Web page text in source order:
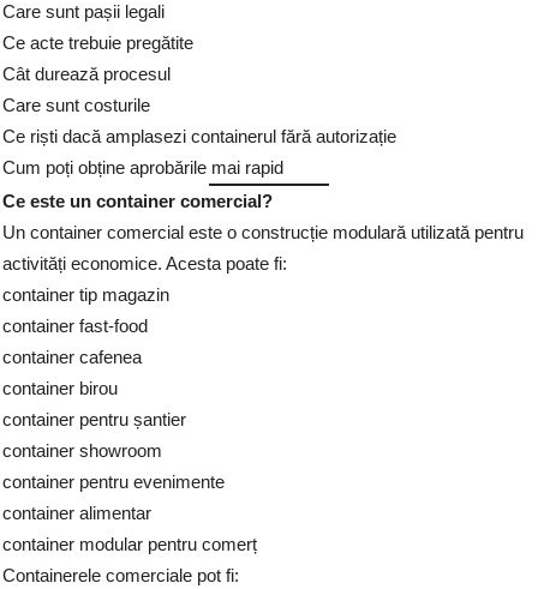
Care sunt pașii legali
Ce acte trebuie pregătite
Cât durează procesul
Care sunt costurile
Ce riști dacă amplasezi containerul fără autorizație
Cum poți obține aprobările mai rapid
Ce este un container comercial?
Un container comercial este o construcție modulară utilizată pentru
activități economice. Acesta poate fi:
container tip magazin
container fast-food
container cafenea
container birou
container pentru șantier
container showroom
container pentru evenimente
container alimentar
container modular pentru comerț
Containerele comerciale pot fi: